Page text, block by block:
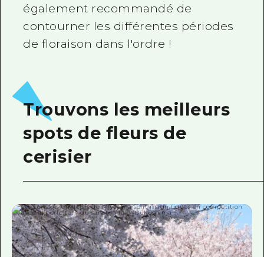
également recommandé de
contourner les différentes périodes
de floraison dans l'ordre !
Trouvons les meilleurs
spots de fleurs de
cerisier